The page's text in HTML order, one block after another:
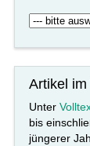
Artikel
Unter
bis
jüngerer